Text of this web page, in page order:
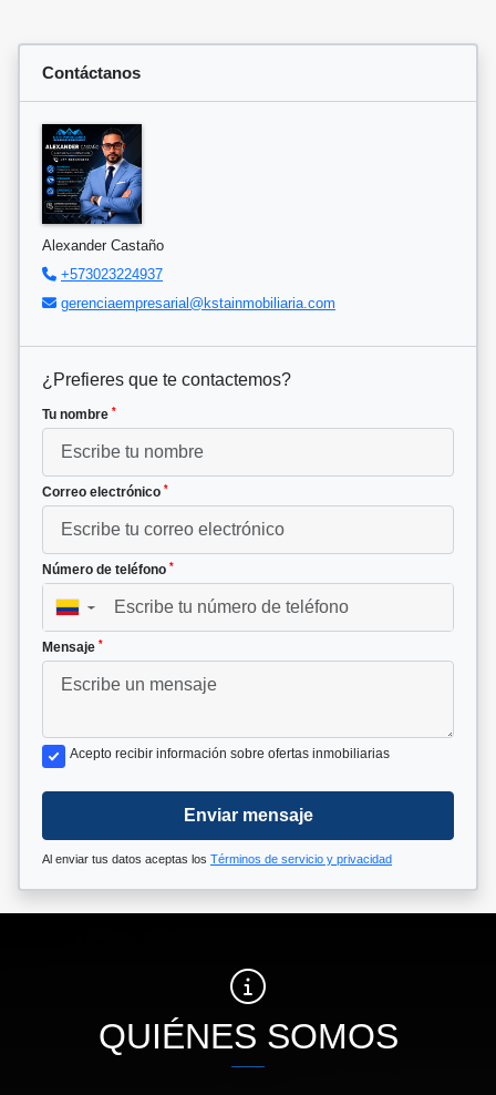
Contáctanos
Alexander Castaño
+573023224937
gerenciaempresarial@kstainmobiliaria.com
¿Prefieres que te contactemos?
Tu nombre *
Correo electrónico *
Número de teléfono *
▼
Mensaje *
Acepto recibir información sobre ofertas inmobiliarias
Enviar mensaje
Al enviar tus datos aceptas los Términos de servicio y privacidad
QUIÉNES SOMOS